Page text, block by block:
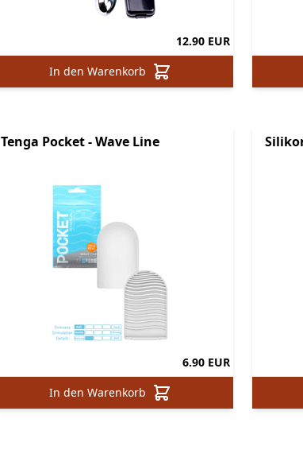
12.90 EUR
In den Warenkorb
Tenga Pocket - Wave Line
6.90 EUR
In den Warenkorb